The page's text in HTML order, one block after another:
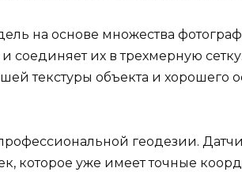
на основе множества
соединяет их в трехмерную
текстуры объекта и хорошего
геодезии.
которое уже имеет точные